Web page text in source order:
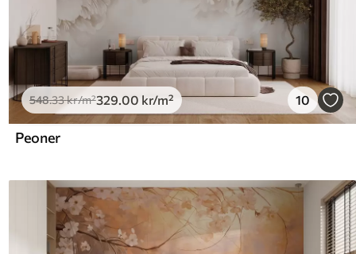
548.33kr/m²329 .00 kr/m² 10
Peoner